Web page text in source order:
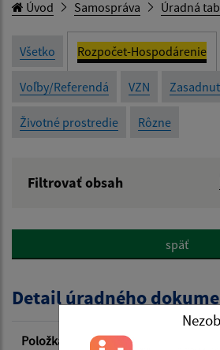
Úvod Samospráva Úradná
Všetko Rozpočet-Hospodárenie
Voľby/Referendá VZN
Životné prostredie Rôzne
Filtrovať obsah
Popis:
Dátum zverejnenia od:
späť
Detail úradného
Položka Informácia